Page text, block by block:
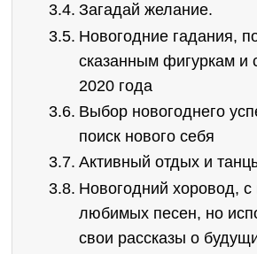
Загадай желание.
Новогодние гадания,
сказанным фигуркам и
2020 года
Выбор новогоднего
поиск нового себя
Активный отдых и
Новогодний хоровод,
любимых песен, но
свои рассказы о